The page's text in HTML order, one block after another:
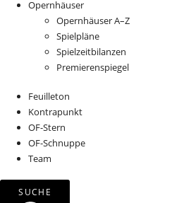
Opernhäuser
Opernhäuser A–Z
Spielpläne
Spielzeitbilanzen
Premierenspiegel
Feuilleton
Kontrapunkt
OF-Stern
OF-Schnuppe
Team
SUCHE